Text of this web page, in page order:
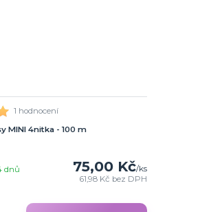
1 hodnocení
MINI 4nitka - 100 m
75,00 Kč/ks
61,98 Kč bez DPH
dnů